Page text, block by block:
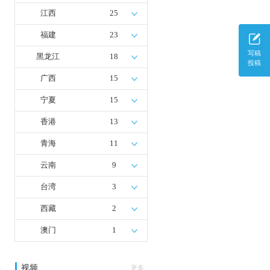
写稿
投稿
江西 25
福建 23
黑龙江 18
广西 15
宁夏 15
香港 13
青海 11
云南 9
台湾 3
西藏 2
澳门 1
视频 更多